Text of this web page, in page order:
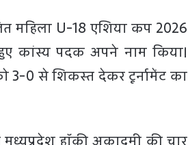
महिला U-18 एशिया कप 2026
कांस्य पदक अपने नाम किया।
3-0 से शिकस्त देकर टूर्नामेंट का